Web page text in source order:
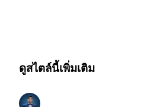
ดูสไตล์นี้เพิ่มเติม